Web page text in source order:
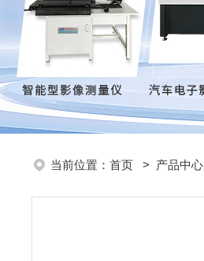
当前位置： 首页 > 产品中心